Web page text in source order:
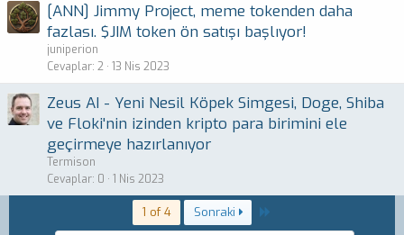
[ANN] Jimmy Project, meme tokenden daha
fazlası. $JIM token ön satışı başlıyor!
juniperion
Cevaplar 2 13 Nis 2023
Zeus AI - Yeni Nesil Köpek Simgesi, Doge, Shiba
ve Floki'nin izinden kripto para birimini ele
geçirmeye hazırlanıyor
Termison
Cevaplar 0 1 Nis 2023
1 of 4 Sonraki